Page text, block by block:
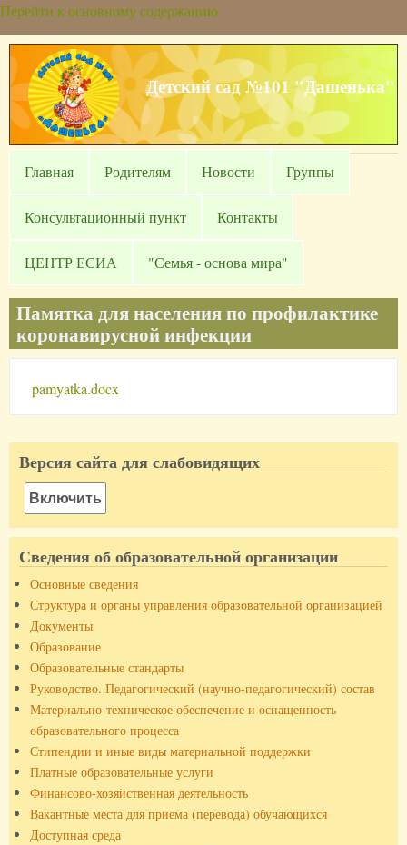
Перейти к основному содержанию
Детский сад №101 "Дашенька"
Главная Родителям Новости Группы
Консультационный пункт Контакты
ЦЕНТР ЕСИА "Семья - основа мира"
Памятка для населения по профилактике
коронавирусной инфекции
pamyatka.docx
Версия сайта для слабовидящих
Включить
Сведения об образовательной организации
Основные сведения
Структура и органы управления образовательной организацией
Документы
Образование
Образовательные стандарты
Руководство. Педагогический (научно-педагогический) состав
Материально-техническое обеспечение и оснащенность
образовательного процесса
Стипендии и иные виды материальной поддержки
Платные образовательные услуги
Финансово-хозяйственная деятельность
Вакантные места для приема (перевода) обучающихся
Доступная среда